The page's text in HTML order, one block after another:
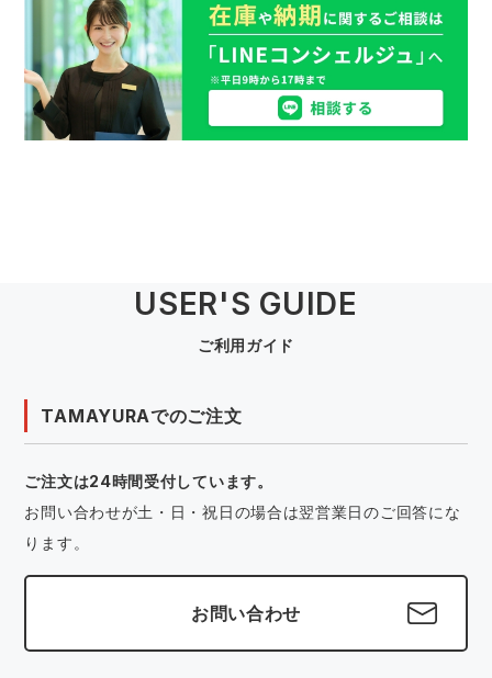
USER'S GUIDE
ご利用ガイド
TAMAYURAでのご注文
ご注文は24時間受付しています。
お問い合わせが土・日・祝日の場合は翌営業日のご回答にな
ります。
お問い合わせ